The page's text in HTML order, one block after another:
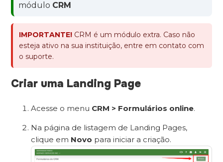
módulo CRM
IMPORTANTE! CRM é um módulo extra. Caso não
esteja ativo na sua instituição, entre em contato com
o suporte.
Criar uma Landing Page
Acesse o menu CRM > Formulários online.
Na página de listagem de Landing Pages,
clique em Novo para iniciar a criação.